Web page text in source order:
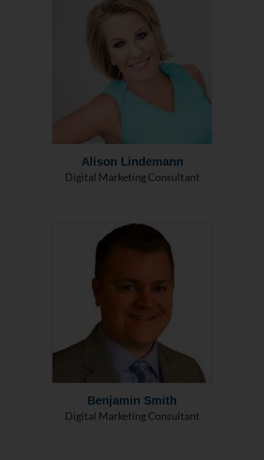
Alison Lindemann
Digital Marketing Consultant
Benjamin Smith
Digital Marketing Consultant